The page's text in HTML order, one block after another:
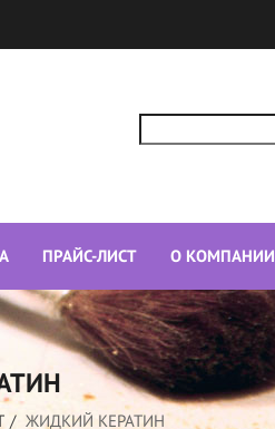
ПРАЙС-ЛИСТ О КОМПАНИИ
ЖИДКИЙ КЕРАТИН